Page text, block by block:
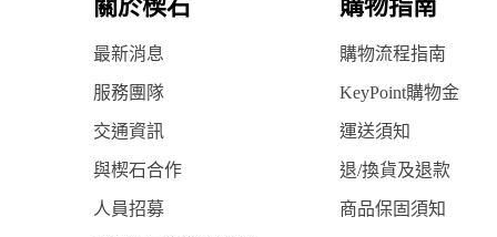
關於楔石 購物指南
最新消息 購物流程指南
服務團隊 KeyPoint購物金
交通資訊 運送須知
與楔石合作 退/換貨及退款
人員招募 商品保固須知